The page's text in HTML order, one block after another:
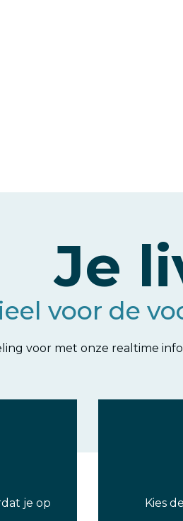
Je
voor de
voor met onze realtime
je op
Kies